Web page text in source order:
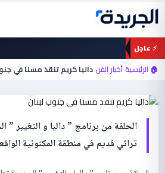
تخطي
المحتوى
⚡ عاجل
🏠 الرئيسية›أخبار الفن›داليا كريم تنقذ مسنا في أخبار الفن
الحلقة من برنامج ” داليا و التغيير
تراثي قديم في منطقة المكنونية